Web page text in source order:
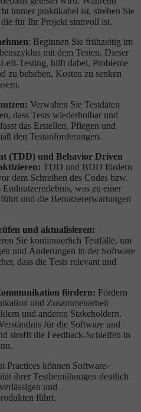
immer praktikabel ist, streben Sie
für Ihr Projekt sinnvoll ist.
: Beginnen Sie frühzeitig im
mit dem Testen. Dieser
Testing, hilft dabei, Probleme
zu beheben, Kosten zu senken
Verwalten Sie Testdaten
dass Tests wiederholbar und
das Erstellen, Pflegen und
den Testanforderungen.
(TDD) und Behavior Driven
TDD und BDD fördern
dem Schreiben des Codes bzw.
was zu einer
und die Benutzererwartungen
und aktualisieren:
Sie kontinuierlich Testfälle, um
und Änderungen in der Software
dass die Tests relevant und
fördern: Fördern
und Zusammenarbeit
und anderen Stakeholdern.
für die Software und
strafft die Feedback-Schleifen in
Practices können Software-
ihrer Testbemühungen deutlich
und
führt.